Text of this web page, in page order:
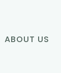
ABOUT US